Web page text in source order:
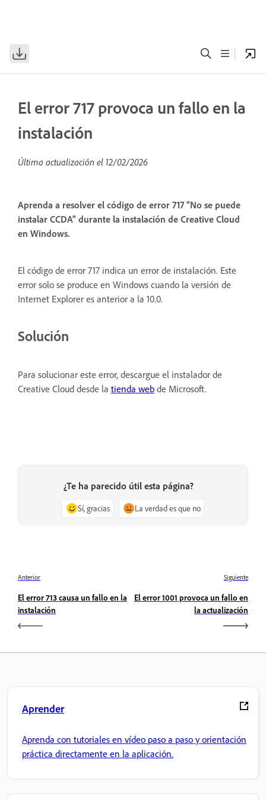
El error 717 provoca un fallo en la
instalación
Última actualización el 12/02/2026
Aprenda a resolver el código de error 717 "No se puede
instalar CCDA" durante la instalación de Creative Cloud
en Windows.
El código de error 717 indica un error de instalación. Este
error solo se produce en Windows cuando la versión de
Internet Explorer es anterior a la 10.0.
Solución
Para solucionar este error, descargue el instalador de
Creative Cloud desde la tienda web de Microsoft.
¿Te ha parecido útil esta página?
Sí, gracias La verdad es que no
Anterior
El error 713 causa un fallo en la
instalación
Siguiente
El error 1001 provoca un fallo en
la actualización
Aprender
Aprenda con tutoriales en vídeo paso a paso y orientación
práctica directamente en la aplicación.